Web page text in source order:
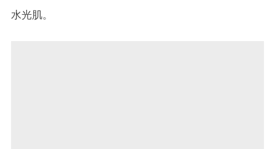
水光肌。